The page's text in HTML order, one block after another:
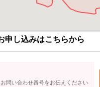
申し込みはこちらから
お問い合わせ番号をお伝えください